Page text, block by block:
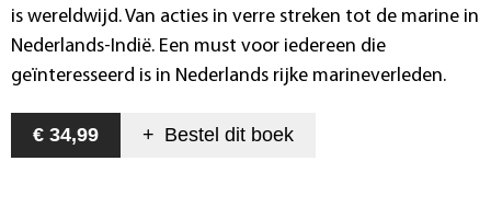
is wereldwijd. Van acties in verre streken tot de marine in
Nederlands-Indië. Een must voor iedereen die
geïnteresseerd is in Nederlands rijke marineverleden.
€ 34,99 + Bestel dit boek